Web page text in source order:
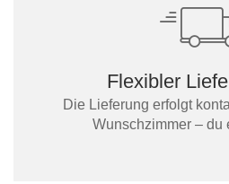
Flexibler
Die Lieferung erfolgt
Wunschzimmer – du